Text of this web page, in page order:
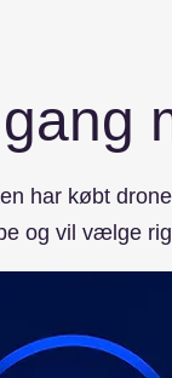
har købt
og vil vælge